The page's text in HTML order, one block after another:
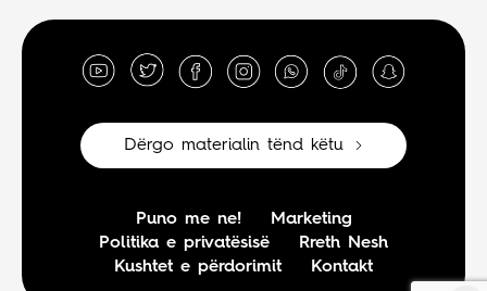
Dërgo materialin tënd këtu
Puno me ne!
Marketing
Politika e privatësisë
Rreth Nesh
Kushtet e përdorimit
Kontakt